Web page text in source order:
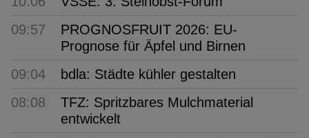
09:57
PROGNOSFRUIT 2026: EU-
Prognose für Äpfel und Birnen
09:04
bdla: Städte kühler gestalten
08:08
TFZ: Spritzbares Mulchmaterial
entwickelt